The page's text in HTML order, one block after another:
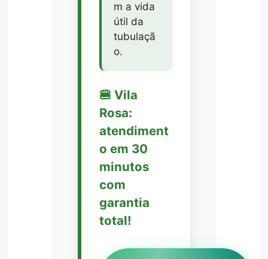
m a vida
útil da
tubulaçã
o.
🍔 Vila
Rosa:
atendiment
o em 30
minutos
com
garantia
total!